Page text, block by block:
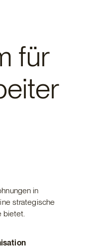
für
in
strategische
bietet.